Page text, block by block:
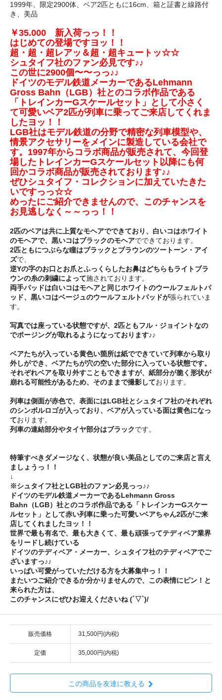
1999年、限定2900体、ベア2匹ともに16cm、箱と証書と線路付
き、美品
￥35.000 新入荷っっ！！
はじめての登場ですヨッ！！
超・超・超レアッ＆超・超キュートッ☆☆
シュタイフ社のファン必見です♪♪
この世に2900個〜〜っっ♪♪
ドイツのモデル鉄道メーカーであるLehmann
Gross Bahn（LGB）社とのコラボ作品である
「トレインカーGスケールセット」として小さく
て可愛いベア2匹が列車に乗ってご来店してくれま
したヨッ！！
LGB社はモデル鉄道の分野で精密な列車模型や、
情景アクセサリーをメインに製造している会社で
す。1997年からコラボ商品が販売されて、今回登
場したトレインカーGスケールセット以降にも何
回かコラボ商品が販売されております♪♪
ぜひシュタイフ・コレクションに加えていたきた
いですっっ☆☆
めったにご紹介できませんので、このチャンスを
お見逃しなく～～っっ！！
2匹のベアは共に上質なモヘアでできており、白いコはホワイト
のモヘアで、黒いコはブラックのモヘアでできております。
2匹ともにつぶらな瞳はブラックとブラウンのツートーン・アイ
ズで、
逆Yの字のお口とお爪とふっくらしたお鼻はどちらもライトブラ
ウンの糸の刺繍によって施されております。
両手パッドは白いコはモヘアと同じホワイトのウールフェルトパ
ッド、黒いコはベージュのウールフェルトパッドが張られていま
す。
写真では座っている状態ですが、2匹ともフル・ジョイントなの
でポージングが取れるようになっております♪♪
ベアたちが入っている黄色い箇所は紙でできていて列車から取り
外しができ、ベアたちが穴の空いた部分に入っている状態です。
それぞれベアを取り外すこともできますが、紙部分が脆く形状が
崩れる可能性があるため、そのままで撮影しております。
列車は側面が赤色で、表面にはLGB社とシュタイフ社のそれぞれ
のシンボルロゴが入っており、ベアが入っている面は黄色になっ
ております。
列車の連結部分やタイヤ部分はブラックです。
特筆すべきダメージなく、状態が良い美品としてのご来店と言え
ましょうっ！！
↓
※シュタイフ社とLGB社のファン必見っっ♪♪
ドイツのモデル鉄道メーカーであるLehmann Gross
Bahn（LGB）社とのコラボ作品である「トレインカーGスケー
ルセット」として赤い列車に乗った可愛いベアちゃん2匹がご来
店してくれましたヨッ！！
世界で最も有名で、最も大きくて、最も頑張ってテディベア業界
をリードし続けている
ドイツのテディベア・メーカー、シュタイフ社のテディベアでご
ざいますっ♪♪
いっぱい可愛がっていただける方を大募集中っ！！
またいつご紹介できるか分かりませんので、この表情にピン！と
来られた方は、
このチャンスにぜひお迎えくださいね (´▽`)/
販売価格 31,500円(内税)
定価 35,000円(内税)
この商品を友達に教える